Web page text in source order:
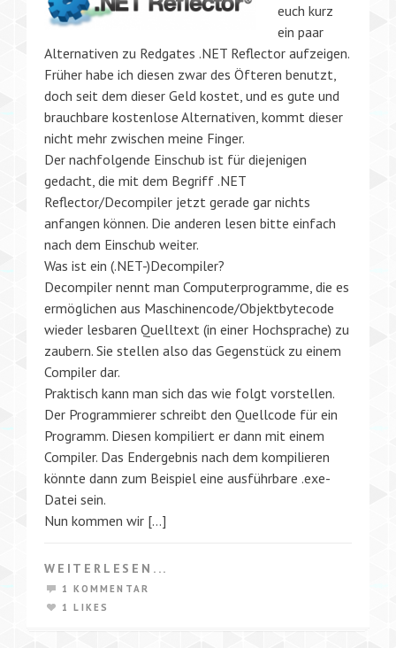
euch kurz
ein paar
Alternativen zu Redgates .NET Reflector aufzeigen.
Früher habe ich diesen zwar des Öfteren benutzt,
doch seit dem dieser Geld kostet, und es gute und
brauchbare kostenlose Alternativen, kommt dieser
nicht mehr zwischen meine Finger.
Der nachfolgende Einschub ist für diejenigen
gedacht, die mit dem Begriff .NET
Reflector/Decompiler jetzt gerade gar nichts
anfangen können. Die anderen lesen bitte einfach
nach dem Einschub weiter.
Was ist ein (.NET-)Decompiler?
Decompiler nennt man Computerprogramme, die es
ermöglichen aus Maschinencode/Objektbytecode
wieder lesbaren Quelltext (in einer Hochsprache) zu
zaubern. Sie stellen also das Gegenstück zu einem
Compiler dar.
Praktisch kann man sich das wie folgt vorstellen.
Der Programmierer schreibt den Quellcode für ein
Programm. Diesen kompiliert er dann mit einem
Compiler. Das Endergebnis nach dem kompilieren
könnte dann zum Beispiel eine ausführbare .exe-
Datei sein.
Nun kommen wir […]
WEITERLESEN...
1 KOMMENTAR
1 LIKES